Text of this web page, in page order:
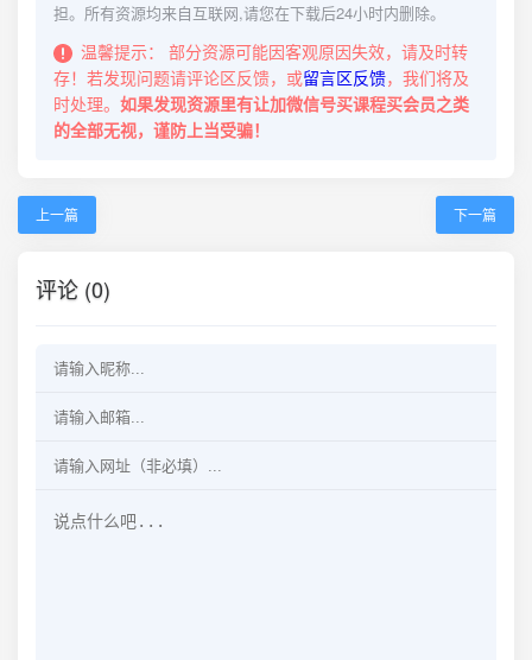
担。所有资源均来自互联网,请您在下载后24小时内删除。
温馨提示：
部分资源可能因客观原因失效，请及时转
存！若发现问题请评论区反馈，或留言区反馈，我们将及
时处理。 如果发现资源里有让加微信号买课程买会员之类
的全部无视，谨防上当受骗！
上一篇 下一篇
评论 (0)